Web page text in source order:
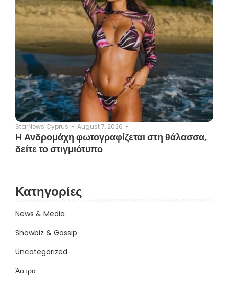
StarNews Cyprus - August 7, 2026 -
Η Ανδρομάχη φωτογραφίζεται στη θάλασσα,
δείτε το στιγμιότυπο
Κατηγορίες
News & Media
Showbiz & Gossip
Uncategorized
Άστρα